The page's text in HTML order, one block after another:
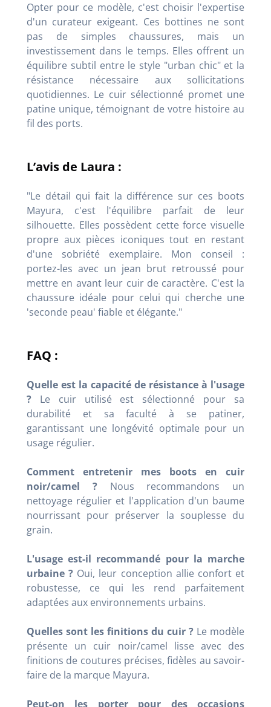
Opter pour ce modèle, c'est choisir l'expertise
d'un curateur exigeant. Ces bottines ne sont
pas de simples chaussures, mais un
investissement dans le temps. Elles offrent un
équilibre subtil entre le style "urban chic" et la
résistance nécessaire aux sollicitations
quotidiennes. Le cuir sélectionné promet une
patine unique, témoignant de votre histoire au
fil des ports.
L’avis de Laura :
"Le détail qui fait la différence sur ces boots
Mayura, c'est l'équilibre parfait de leur
silhouette. Elles possèdent cette force visuelle
propre aux pièces iconiques tout en restant
d'une sobriété exemplaire. Mon conseil :
portez-les avec un jean brut retroussé pour
mettre en avant leur cuir de caractère. C'est la
chaussure idéale pour celui qui cherche une
'seconde peau' fiable et élégante."
FAQ :
Quelle est la capacité de résistance à l'usage
?
Le cuir utilisé est sélectionné pour sa
durabilité et sa faculté à se patiner,
garantissant une longévité optimale pour un
usage régulier.
Comment entretenir mes boots en cuir
noir/camel ?
Nous recommandons un
nettoyage régulier et l'application d'un baume
nourrissant pour préserver la souplesse du
grain.
L'usage est-il recommandé pour la marche
urbaine ? Oui, leur conception allie confort et
robustesse, ce qui les rend parfaitement
adaptées aux environnements urbains.
Quelles sont les finitions du cuir ? Le modèle
présente un cuir noir/camel lisse avec des
finitions de coutures précises, fidèles au savoir-
faire de la marque Mayura.
Peut-on les porter pour des occasions